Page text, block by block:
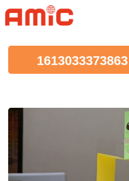
1613033373863